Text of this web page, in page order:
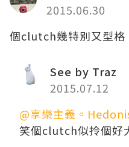
2015.06.30
個clutch幾特別又型格
See by Traz
2015.07.12
@享樂主義。
笑個clutch似拎個好